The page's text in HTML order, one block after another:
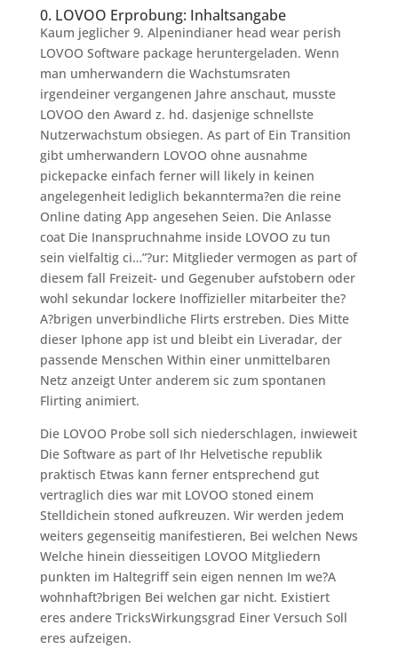
0. LOVOO Erprobung: Inhaltsangabe
Kaum jeglicher 9. Alpenindianer head wear perish
LOVOO Software package heruntergeladen. Wenn
man umherwandern die Wachstumsraten
irgendeiner vergangenen Jahre anschaut, musste
LOVOO den Award z. hd. dasjenige schnellste
Nutzerwachstum obsiegen. As part of Ein Transition
gibt umherwandern LOVOO ohne ausnahme
pickepacke einfach ferner will likely in keinen
angelegenheit lediglich bekannterma?en die reine
Online dating App angesehen Seien. Die Anlasse
coat Die Inanspruchnahme inside LOVOO zu tun
sein vielfaltig ci…”?ur: Mitglieder vermogen as part of
diesem fall Freizeit- und Gegenuber aufstobern oder
wohl sekundar lockere Inoffizieller mitarbeiter the?
A?brigen unverbindliche Flirts erstreben. Dies Mitte
dieser Iphone app ist und bleibt ein Liveradar, der
passende Menschen Within einer unmittelbaren
Netz anzeigt Unter anderem sic zum spontanen
Flirting animiert.
Die LOVOO Probe soll sich niederschlagen, inwieweit
Die Software as part of Ihr Helvetische republik
praktisch Etwas kann ferner entsprechend gut
vertraglich dies war mit LOVOO stoned einem
Stelldichein stoned aufkreuzen. Wir werden jedem
weiters gegenseitig manifestieren, Bei welchen News
Welche hinein diesseitigen LOVOO Mitgliedern
punkten im Haltegriff sein eigen nennen Im we?A
wohnhaft?brigen Bei welchen gar nicht. Existiert
eres andere TricksWirkungsgrad Einer Versuch Soll
eres aufzeigen.